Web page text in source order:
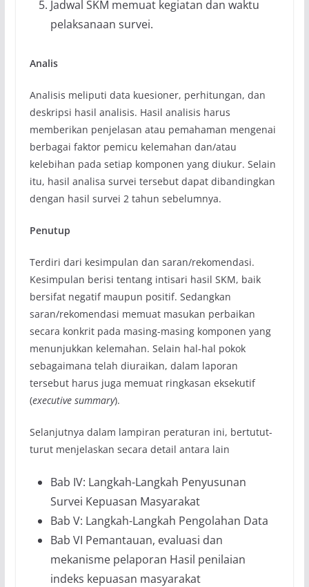
Jadwal SKM memuat kegiatan dan waktu
pelaksanaan survei.
Analis
Analisis meliputi data kuesioner, perhitungan, dan
deskripsi hasil analisis. Hasil analisis harus
memberikan penjelasan atau pemahaman mengenai
berbagai faktor pemicu kelemahan dan/atau
kelebihan pada setiap komponen yang diukur. Selain
itu, hasil analisa survei tersebut dapat dibandingkan
dengan hasil survei 2 tahun sebelumnya.
Penutup
Terdiri dari kesimpulan dan saran/rekomendasi.
Kesimpulan berisi tentang intisari hasil SKM, baik
bersifat negatif maupun positif. Sedangkan
saran/rekomendasi memuat masukan perbaikan
secara konkrit pada masing-masing komponen yang
menunjukkan kelemahan. Selain hal-hal pokok
sebagaimana telah diuraikan, dalam laporan
tersebut harus juga memuat ringkasan eksekutif
(executive summary).
Selanjutnya dalam lampiran peraturan ini, bertutut-
turut menjelaskan secara detail antara lain
Bab IV: Langkah-Langkah Penyusunan
Survei Kepuasan Masyarakat
Bab V: Langkah-Langkah Pengolahan Data
Bab VI Pemantauan, evaluasi dan
mekanisme pelaporan Hasil penilaian
indeks kepuasan masyarakat